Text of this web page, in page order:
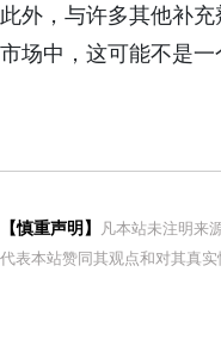
此外，与许多其他补
市场中，这可能不是
【慎重声明】
凡本站未注明来
代表本站赞同其观点和对其真